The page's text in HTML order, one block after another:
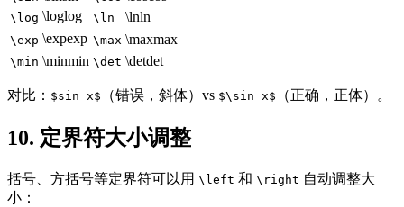
\log \loglog \ln \lnln
\exp \expexp \max \maxmax
\min \minmin \det \detdet
对比： $sin x$ （错误，斜体）vs $\sin x$ （正确，正体）。
10. 定界符大小调整
括号、方括号等定界符可以用 \left 和 \right 自动调整大
小：